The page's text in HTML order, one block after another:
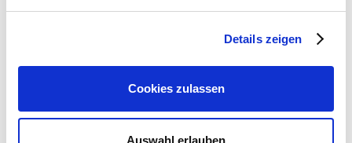
Details zeigen
Cookies zulassen
Auswahl erlauben
Osa 24
Osa 26
Osa 28